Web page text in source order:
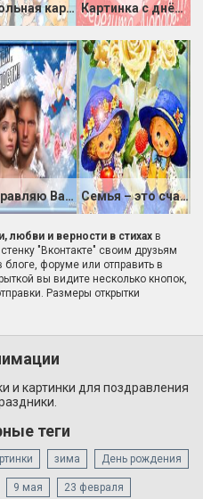
Прикольная картинка День семьи, любви и верности Картинка с днём семьи, любви и верности
Поздравляю Вас с днем семьи любви и верности Семья – это счастье!
любви и верности в стихах в
"Вконтакте" своим друзьям
форуме или отправить в
вы видите несколько кнопок,
Размеры открытки
и картинки для поздравления
теги
зима День рождения
9 мая 23 февраля